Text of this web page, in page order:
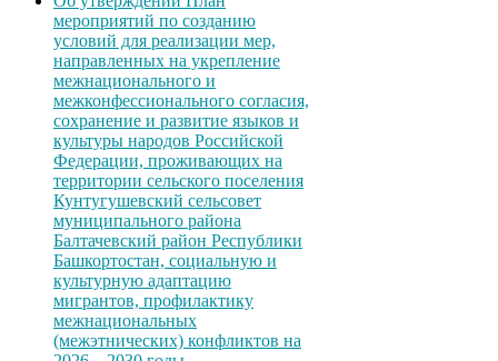
мероприятий по созданию
условий для реализации мер,
направленных на укрепление
межнационального и
межконфессионального согласия,
сохранение и развитие языков и
культуры народов Российской
Федерации, проживающих на
территории сельского поселения
Кунтугушевский сельсовет
муниципального района
Балтачевский район Республики
Башкортостан, социальную и
культурную адаптацию
мигрантов, профилактику
межнациональных
(межэтнических) конфликтов на